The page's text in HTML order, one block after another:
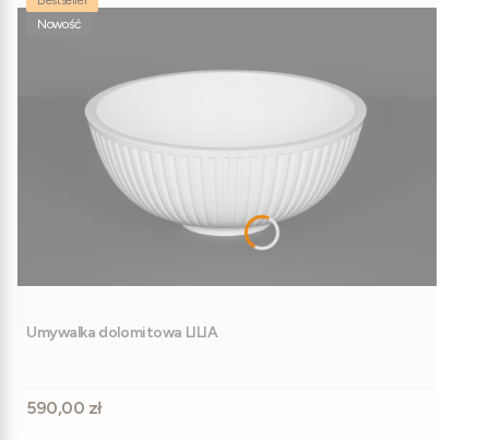
Nowość
Umywalka dolomitowa LILIA
Cena
590,00 zł